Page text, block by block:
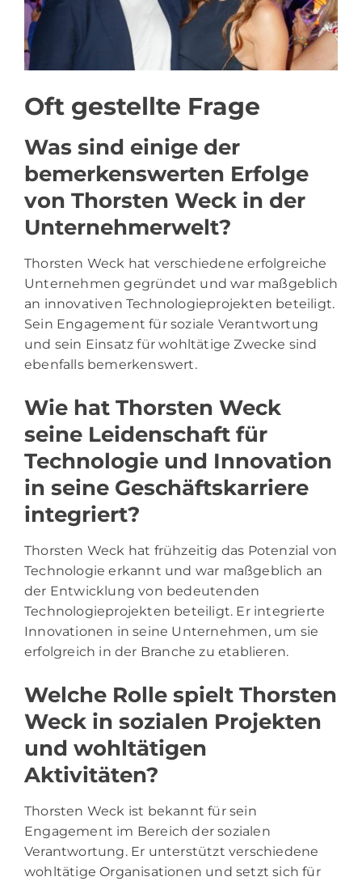
Oft gestellte Frage
Was sind einige der
bemerkenswerten Erfolge
von Thorsten Weck in der
Unternehmerwelt?
Thorsten Weck hat verschiedene erfolgreiche
Unternehmen gegründet und war maßgeblich
an innovativen Technologieprojekten beteiligt.
Sein Engagement für soziale Verantwortung
und sein Einsatz für wohltätige Zwecke sind
ebenfalls bemerkenswert.
Wie hat Thorsten Weck
seine Leidenschaft für
Technologie und Innovation
in seine Geschäftskarriere
integriert?
Thorsten Weck hat frühzeitig das Potenzial von
Technologie erkannt und war maßgeblich an
der Entwicklung von bedeutenden
Technologieprojekten beteiligt. Er integrierte
Innovationen in seine Unternehmen, um sie
erfolgreich in der Branche zu etablieren.
Welche Rolle spielt Thorsten
Weck in sozialen Projekten
und wohltätigen
Aktivitäten?
Thorsten Weck ist bekannt für sein
Engagement im Bereich der sozialen
Verantwortung. Er unterstützt verschiedene
wohltätige Organisationen und setzt sich für